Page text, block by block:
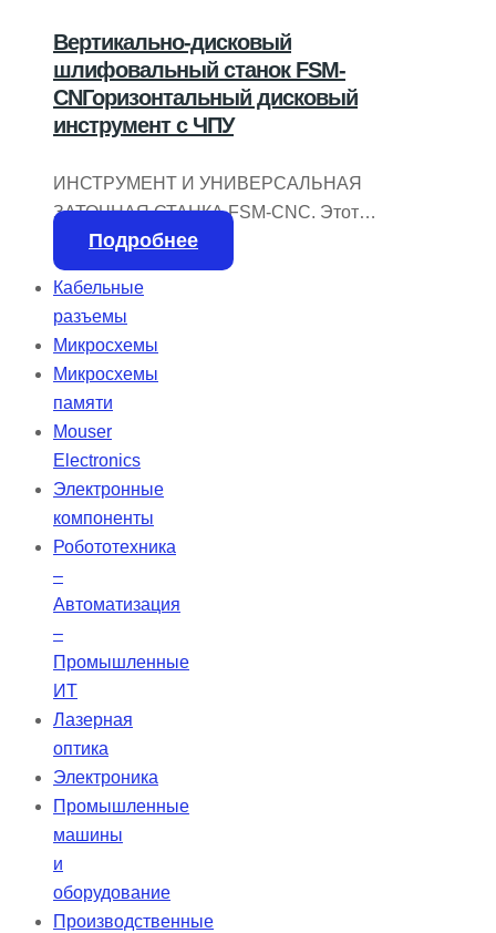
Вертикально-дисковый
шлифовальный станок FSM-
CNГоризонтальный дисковый
инструмент с ЧПУ
ИНСТРУМЕНТ И УНИВЕРСАЛЬНАЯ
ЗАТОЧНАЯ СТАНКА FSM-CNC. Этот
станок оснащен
высокопроизводительным ПК, вкл.
сенсорный экран и цифровой
джойстик. Этот ПК одновременно
управляет тремя линейными и
поворотными осями. Геометрия
шлифования гибко программируется
G-кодом. Для фрез диаметром до 150
мм, шлифовка торца, спирали, а также
пространства для стружки. Создана на
устойчивой базе IPC, свободно
программируется с помощью G-кода
[…]
Подробнее
Кабельные
разъемы
Микросхемы
Микросхемы
памяти
Mouser
Electronics
Электронные
компоненты
Робототехника
–
Автоматизация
–
Промышленные
ИТ
Лазерная
оптика
Электроника
Промышленные
машины
и
оборудование
Производственные